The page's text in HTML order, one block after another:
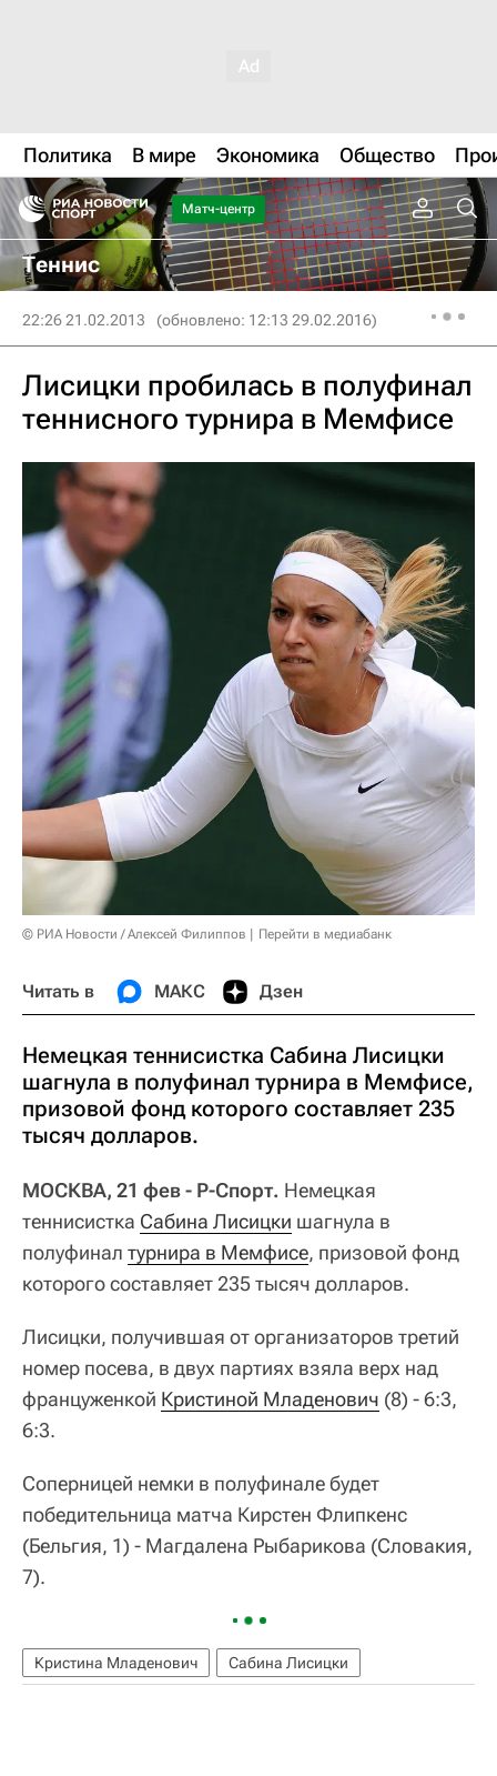
Политика В мире Экономика Общество
Матч-центр
Теннис
22:26 21.02.2013 (обновлено: 12:13 29.02.2016)
Лисицки пробилась в полуфинал
теннисного турнира в Мемфисе
© РИА Новости / Алексей Филиппов Перейти в медиабанк
Читать в МАКС Дзен
Немецкая теннисистка Сабина Лисицки
шагнула в полуфинал турнира в Мемфисе,
призовой фонд которого составляет 235
тысяч долларов.
МОСКВА, 21 фев - Р-Спорт. Немецкая
теннисистка Сабина Лисицки шагнула в
полуфинал турнира в Мемфисе, призовой фонд
которого составляет 235 тысяч долларов.
Лисицки, получившая от организаторов третий
номер посева, в двух партиях взяла верх над
француженкой Кристиной Младенович (8) - 6:3,
6:3.
Соперницей немки в полуфинале будет
победительница матча Кирстен Флипкенс
(Бельгия, 1) - Магдалена Рыбарикова (Словакия,
7).
Кристина Младенович Сабина Лисицки